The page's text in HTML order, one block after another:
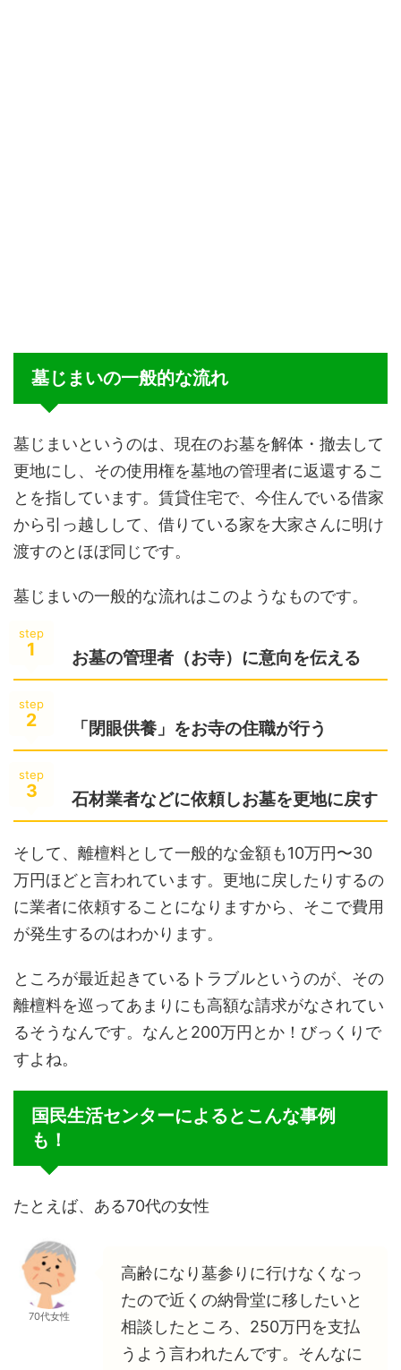
墓じまいの一般的な流れ
墓じまいというのは、現在のお墓を解体・撤去して
更地にし、その使用権を墓地の管理者に返還するこ
とを指しています。賃貸住宅で、今住んでいる借家
から引っ越しして、借りている家を大家さんに明け
渡すのとほぼ同じです。
墓じまいの一般的な流れはこのようなものです。
step
1 お墓の管理者（お寺）に意向を伝える
step
2 「閉眼供養」をお寺の住職が行う
step
3 石材業者などに依頼しお墓を更地に戻す
そして、離檀料として一般的な金額も10万円〜30
万円ほどと言われています。更地に戻したりするの
に業者に依頼することになりますから、そこで費用
が発生するのはわかります。
ところが最近起きているトラブルというのが、その
離檀料を巡ってあまりにも高額な請求がなされてい
るそうなんです。なんと200万円とか！びっくりで
すよね。
国民生活センターによるとこんな事例
も！
たとえば、ある70代の女性
70代女性
高齢になり墓参りに行けなくなっ
たので近くの納骨堂に移したいと
相談したところ、 250万円を支払
うよう言われたんです。そんなに